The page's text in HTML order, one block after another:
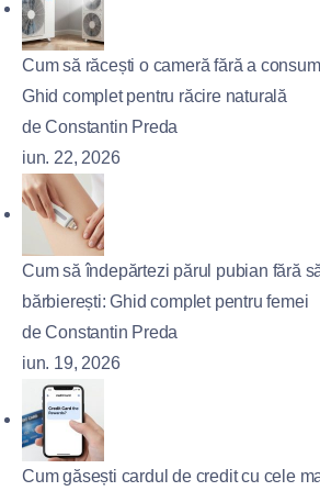
Cum să răcești o cameră fără a
Ghid complet pentru răcire naturală
de Constantin Preda
iun. 22, 2026
Cum să îndepărtezi părul pubian fără
bărbierești: Ghid complet pentru femei
de Constantin Preda
iun. 19, 2026
Cum găsești cardul de credit cu cele